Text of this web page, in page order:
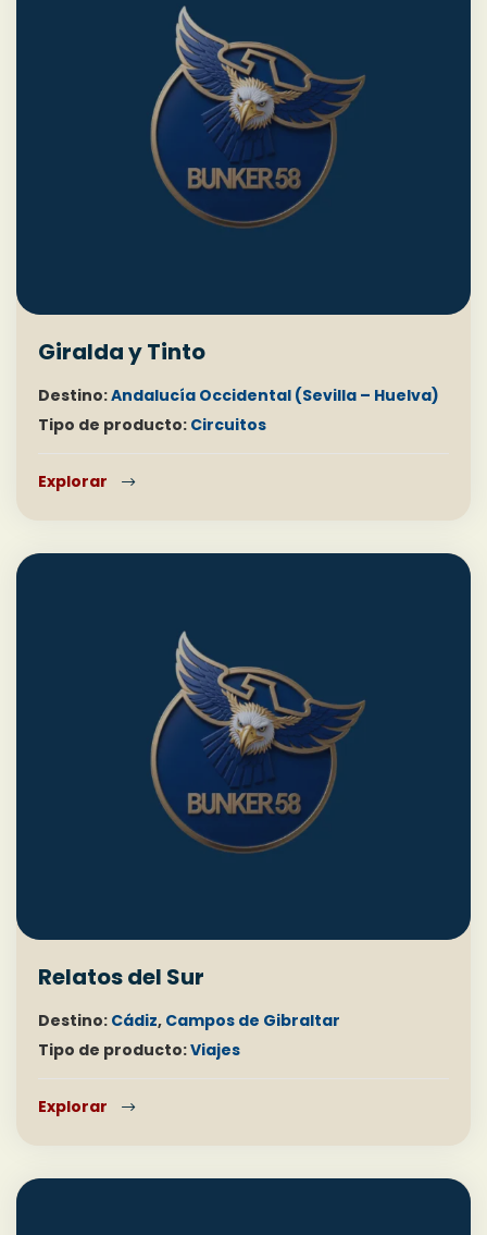
Giralda y Tinto
Destino:Andalucía Occidental (Sevilla – Huelva)
Tipo de producto: Circuitos
Explorar
Relatos del Sur
Destino: Cádiz, Campos de Gibraltar
Tipo de producto:Viajes
Explorar